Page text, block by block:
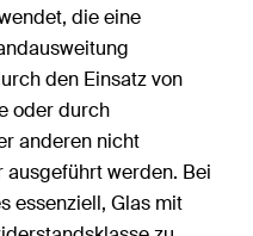
die eine
den Einsatz von
oder durch
anderen nicht
werden. Bei
essenziell, Glas mit